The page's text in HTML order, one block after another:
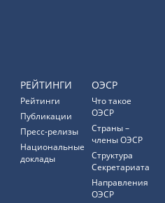
РЕЙТИНГИ
Рейтинги
Публикации
Пресс-релизы
Национальные
доклады
ОЭСР
Что такое
ОЭСР
Страны –
члены ОЭСР
Структура
Секретариата
Направления
ОЭСР